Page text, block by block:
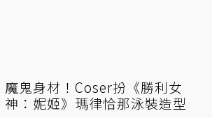
魔鬼身材！Coser扮《勝利女
神：妮姬》瑪律恰那泳裝造型